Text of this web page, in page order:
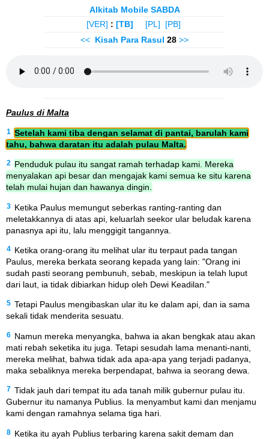
Alkitab Mobile SABDA
[VER] : [TB] [PL]
[PB]
<< Kisah Para Rasul 28 >>
Paulus di Malta
1
Setelah kami tiba dengan selamat di pantai, barulah kami
tahu, bahwa daratan itu adalah pulau Malta.
2
Penduduk pulau itu sangat ramah terhadap kami. Mereka
menyalakan api besar dan mengajak kami semua ke situ karena
telah mulai hujan dan hawanya dingin.
3 Ketika Paulus memungut seberkas ranting-ranting dan
meletakkannya di atas api, keluarlah seekor ular beludak karena
panasnya api itu, lalu menggigit tangannya.
4 Ketika orang-orang itu melihat ular itu terpaut pada tangan
Paulus, mereka berkata seorang kepada yang lain: "Orang ini
sudah pasti seorang pembunuh, sebab, meskipun ia telah luput
dari laut, ia tidak dibiarkan hidup oleh Dewi Keadilan."
5 Tetapi Paulus mengibaskan ular itu ke dalam api, dan ia sama
sekali tidak menderita sesuatu.
6 Namun mereka menyangka, bahwa ia akan bengkak atau akan
mati rebah seketika itu juga. Tetapi sesudah lama menanti-nanti,
mereka melihat, bahwa tidak ada apa-apa yang terjadi padanya,
maka sebaliknya mereka berpendapat, bahwa ia seorang dewa.
7 Tidak jauh dari tempat itu ada tanah milik gubernur pulau itu.
Gubernur itu namanya Publius. Ia menyambut kami dan menjamu
kami dengan ramahnya selama tiga hari.
8 Ketika itu ayah Publius terbaring karena sakit demam dan